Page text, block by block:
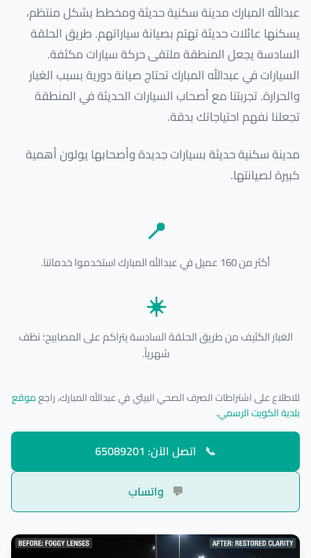
عبدالله المبارك مدينة سكنية حديثة ومخطط بشكل منتظم،
يسكنها عائلات حديثة تهتم بصيانة سياراتهم. طريق الحلقة
السادسة يجعل المنطقة ملتقى حركة سيارات مكثفة.
السيارات في عبدالله المبارك تحتاج صيانة دورية بسبب الغبار
والحرارة. تجربتنا مع أصحاب السيارات الحديثة في المنطقة
تجعلنا نفهم احتياجاتك بدقة.
مدينة سكنية حديثة بسيارات جديدة وأصحابها يولون أهمية
كبيرة لصيانتها.
📍
أكثر من 160 عميل في عبدالله المبارك استخدموا خدماتنا.
☀️
الغبار الكثيف من طريق الحلقة السادسة يتراكم على المصابيح؛ نظف
شهرياً.
للاطلاع على اشتراطات الصرف الصحي البيئي في عبدالله المبارك، راجعموقع
بلدية الكويت الرسمي.
📞 اتصل الآن: 65089201
💬 واتساب